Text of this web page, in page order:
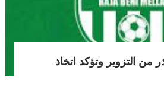
من التزوير وتؤكد اتخاذ